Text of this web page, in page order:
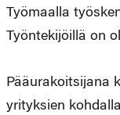
Työmaalla
Työntekijöillä on
Pääurakoitsijana
yrityksien